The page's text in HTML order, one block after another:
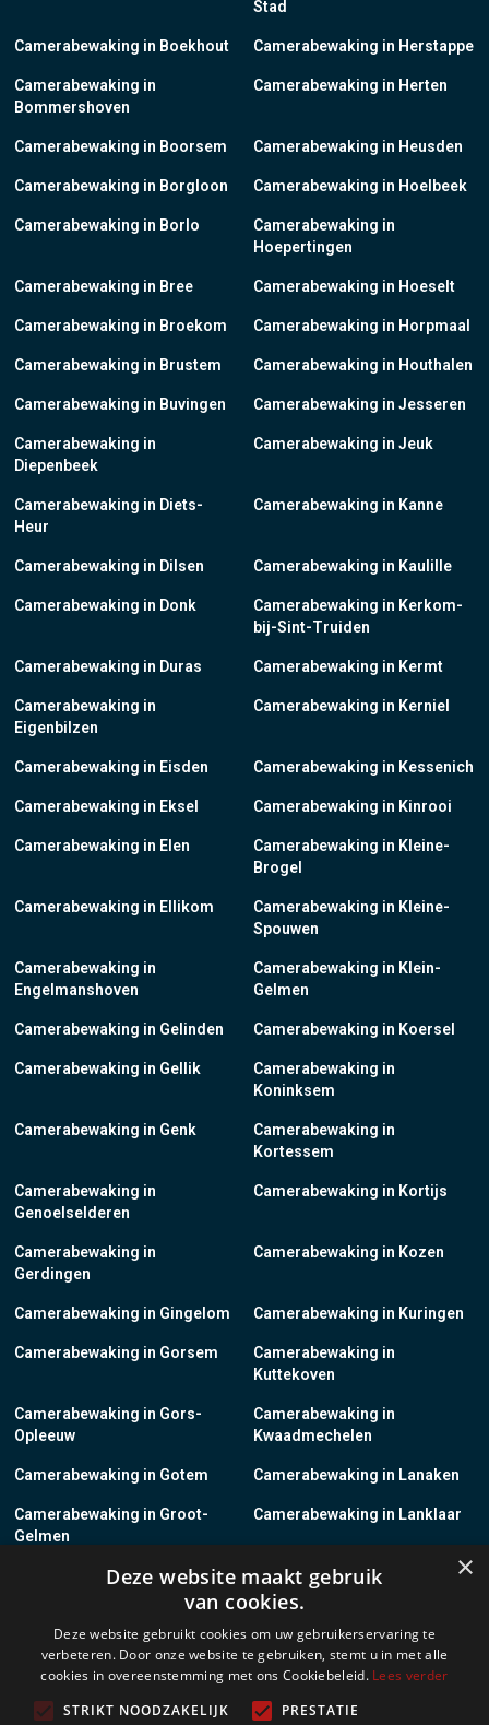
Camerabewaking in Boekhout
Camerabewaking in
Bommershoven
Camerabewaking in Boorsem
Camerabewaking in Borgloon
Camerabewaking in Borlo
Camerabewaking in Bree
Camerabewaking in Broekom
Camerabewaking in Brustem
Camerabewaking in Buvingen
Camerabewaking in
Diepenbeek
Camerabewaking in Diets-
Heur
Camerabewaking in Dilsen
Camerabewaking in Donk
Camerabewaking in Duras
Camerabewaking in
Eigenbilzen
Camerabewaking in Eisden
Camerabewaking in Eksel
Camerabewaking in Elen
Camerabewaking in Ellikom
Camerabewaking in
Engelmanshoven
Camerabewaking in Gelinden
Camerabewaking in Gellik
Camerabewaking in Genk
Camerabewaking in
Genoelselderen
Camerabewaking in
Gerdingen
Camerabewaking in Gingelom
Camerabewaking in Gorsem
Camerabewaking in Gors-
Opleeuw
Camerabewaking in Gotem
Camerabewaking in Groot-
Gelmen
Camerabewaking in Groot-
Camerabewaking in Grote-
Brogel
Camerabewaking in Grote-
Spouwen
Stad
Camerabewaking in Herstappe
Camerabewaking in Herten
Camerabewaking in Heusden
Camerabewaking in Hoelbeek
Camerabewaking in
Hoepertingen
Camerabewaking in Hoeselt
Camerabewaking in Horpmaal
Camerabewaking in Houthalen
Camerabewaking in Jesseren
Camerabewaking in Jeuk
Camerabewaking in Kanne
Camerabewaking in Kaulille
Camerabewaking in Kerkom-
bij-Sint-Truiden
Camerabewaking in Kermt
Camerabewaking in Kerniel
Camerabewaking in Kessenich
Camerabewaking in Kinrooi
Camerabewaking in Kleine-
Brogel
Camerabewaking in Kleine-
Spouwen
Camerabewaking in Klein-
Gelmen
Camerabewaking in Koersel
Camerabewaking in
Koninksem
Camerabewaking in
Kortessem
Camerabewaking in Kortijs
Camerabewaking in Kozen
Camerabewaking in Kuringen
Camerabewaking in
Kuttekoven
Camerabewaking in
Kwaadmechelen
Camerabewaking in Lanaken
Camerabewaking in Lanklaar
Camerabewaking in Lauw
Camerabewaking in
Leopoldsburg
Camerabewaking in Leut
×
Deze website maakt gebruik
van cookies.
Deze website gebruikt cookies om uw gebruikerservaring te
verbeteren. Door onze website te gebruiken, stemt u in met alle
cookies in overeenstemming met ons Cookiebeleid. Lees verder
STRIKT NOODZAKELIJK
PRESTATIE